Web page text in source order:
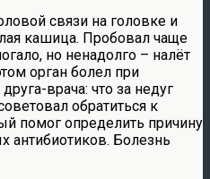
связи на головке и
кашица. Пробовал чаще
но ненадолго – налёт
орган болел при
врача: что за недуг
обратиться к
помог определить причину
антибиотиков. Болезнь